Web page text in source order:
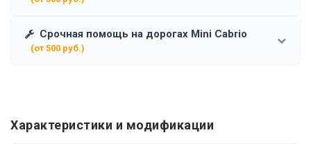
Срочная помощь на дорогах Mini Cabrio
(от 500 руб.)
Характеристики и модификации